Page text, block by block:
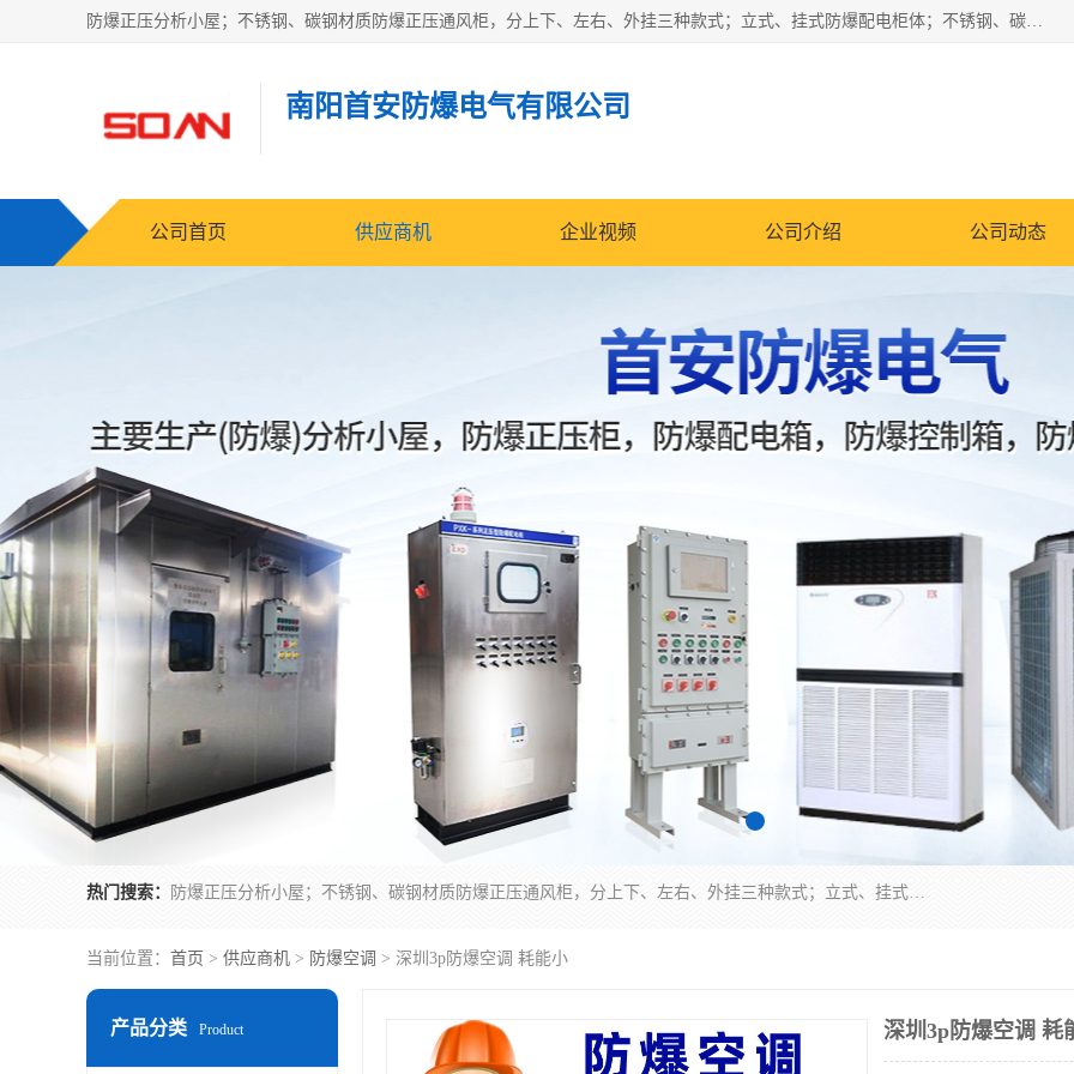
防爆正压分析小屋；不锈钢、碳钢材质防爆正压通风柜，分上下、左右、外挂三种款式；立式、挂式防爆配电柜体；不锈钢、碳钢防爆变频、磁力、星三角启动器；不锈钢、碳钢、铸铝防爆控制箱柜；可操作按键、多块式防爆仪表箱；多材质防爆接线箱；台式防爆电脑、防爆监视器。产品适配石油、化工、煤炭、电力、纺织、酿酒、航天、铁路、冶金、船舶、消防、市政等多行业工况使用。
南阳首安防爆电气有限公司
公司首页 供应商机 企业视频 公司介绍 公司动态
热门搜索： 防爆正压分析小屋；不锈钢、碳钢材质防爆正压通风柜，分上下、左右、外挂三种款式；立式、挂式防爆配电柜体；不锈钢、碳钢防爆变频、磁力、星三角启动器；不锈钢、碳钢、铸铝防爆控制箱柜；可操作按键、多块式防爆仪表箱；多材质防爆接线箱；台式防爆电脑、防爆监视器。产品适配石油、化工、煤炭、电力、纺织、酿酒、航天、铁路、冶金、船舶、消防、市政等多行业工况使用。
当前位置： 首页 > 供应商机 > 防爆空调 > 深圳3p防爆空调 耗能小
产品分类 Product 深圳3p防爆空调 耗